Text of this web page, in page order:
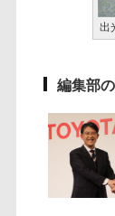
出
編集部